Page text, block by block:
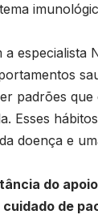
especialista
padrões
Esses
doença e
do
de